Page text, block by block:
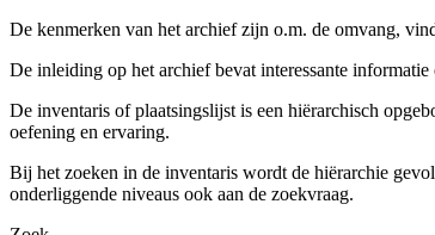
De kenmerken van het archief zijn o.m. de omvang,
De inleiding op het archief bevat interessante
De inventaris of plaatsingslijst is een hiërarchisch
oefening en ervaring.
Bij het zoeken in de inventaris wordt de hiërarchie
onderliggende niveaus ook aan de zoekvraag.